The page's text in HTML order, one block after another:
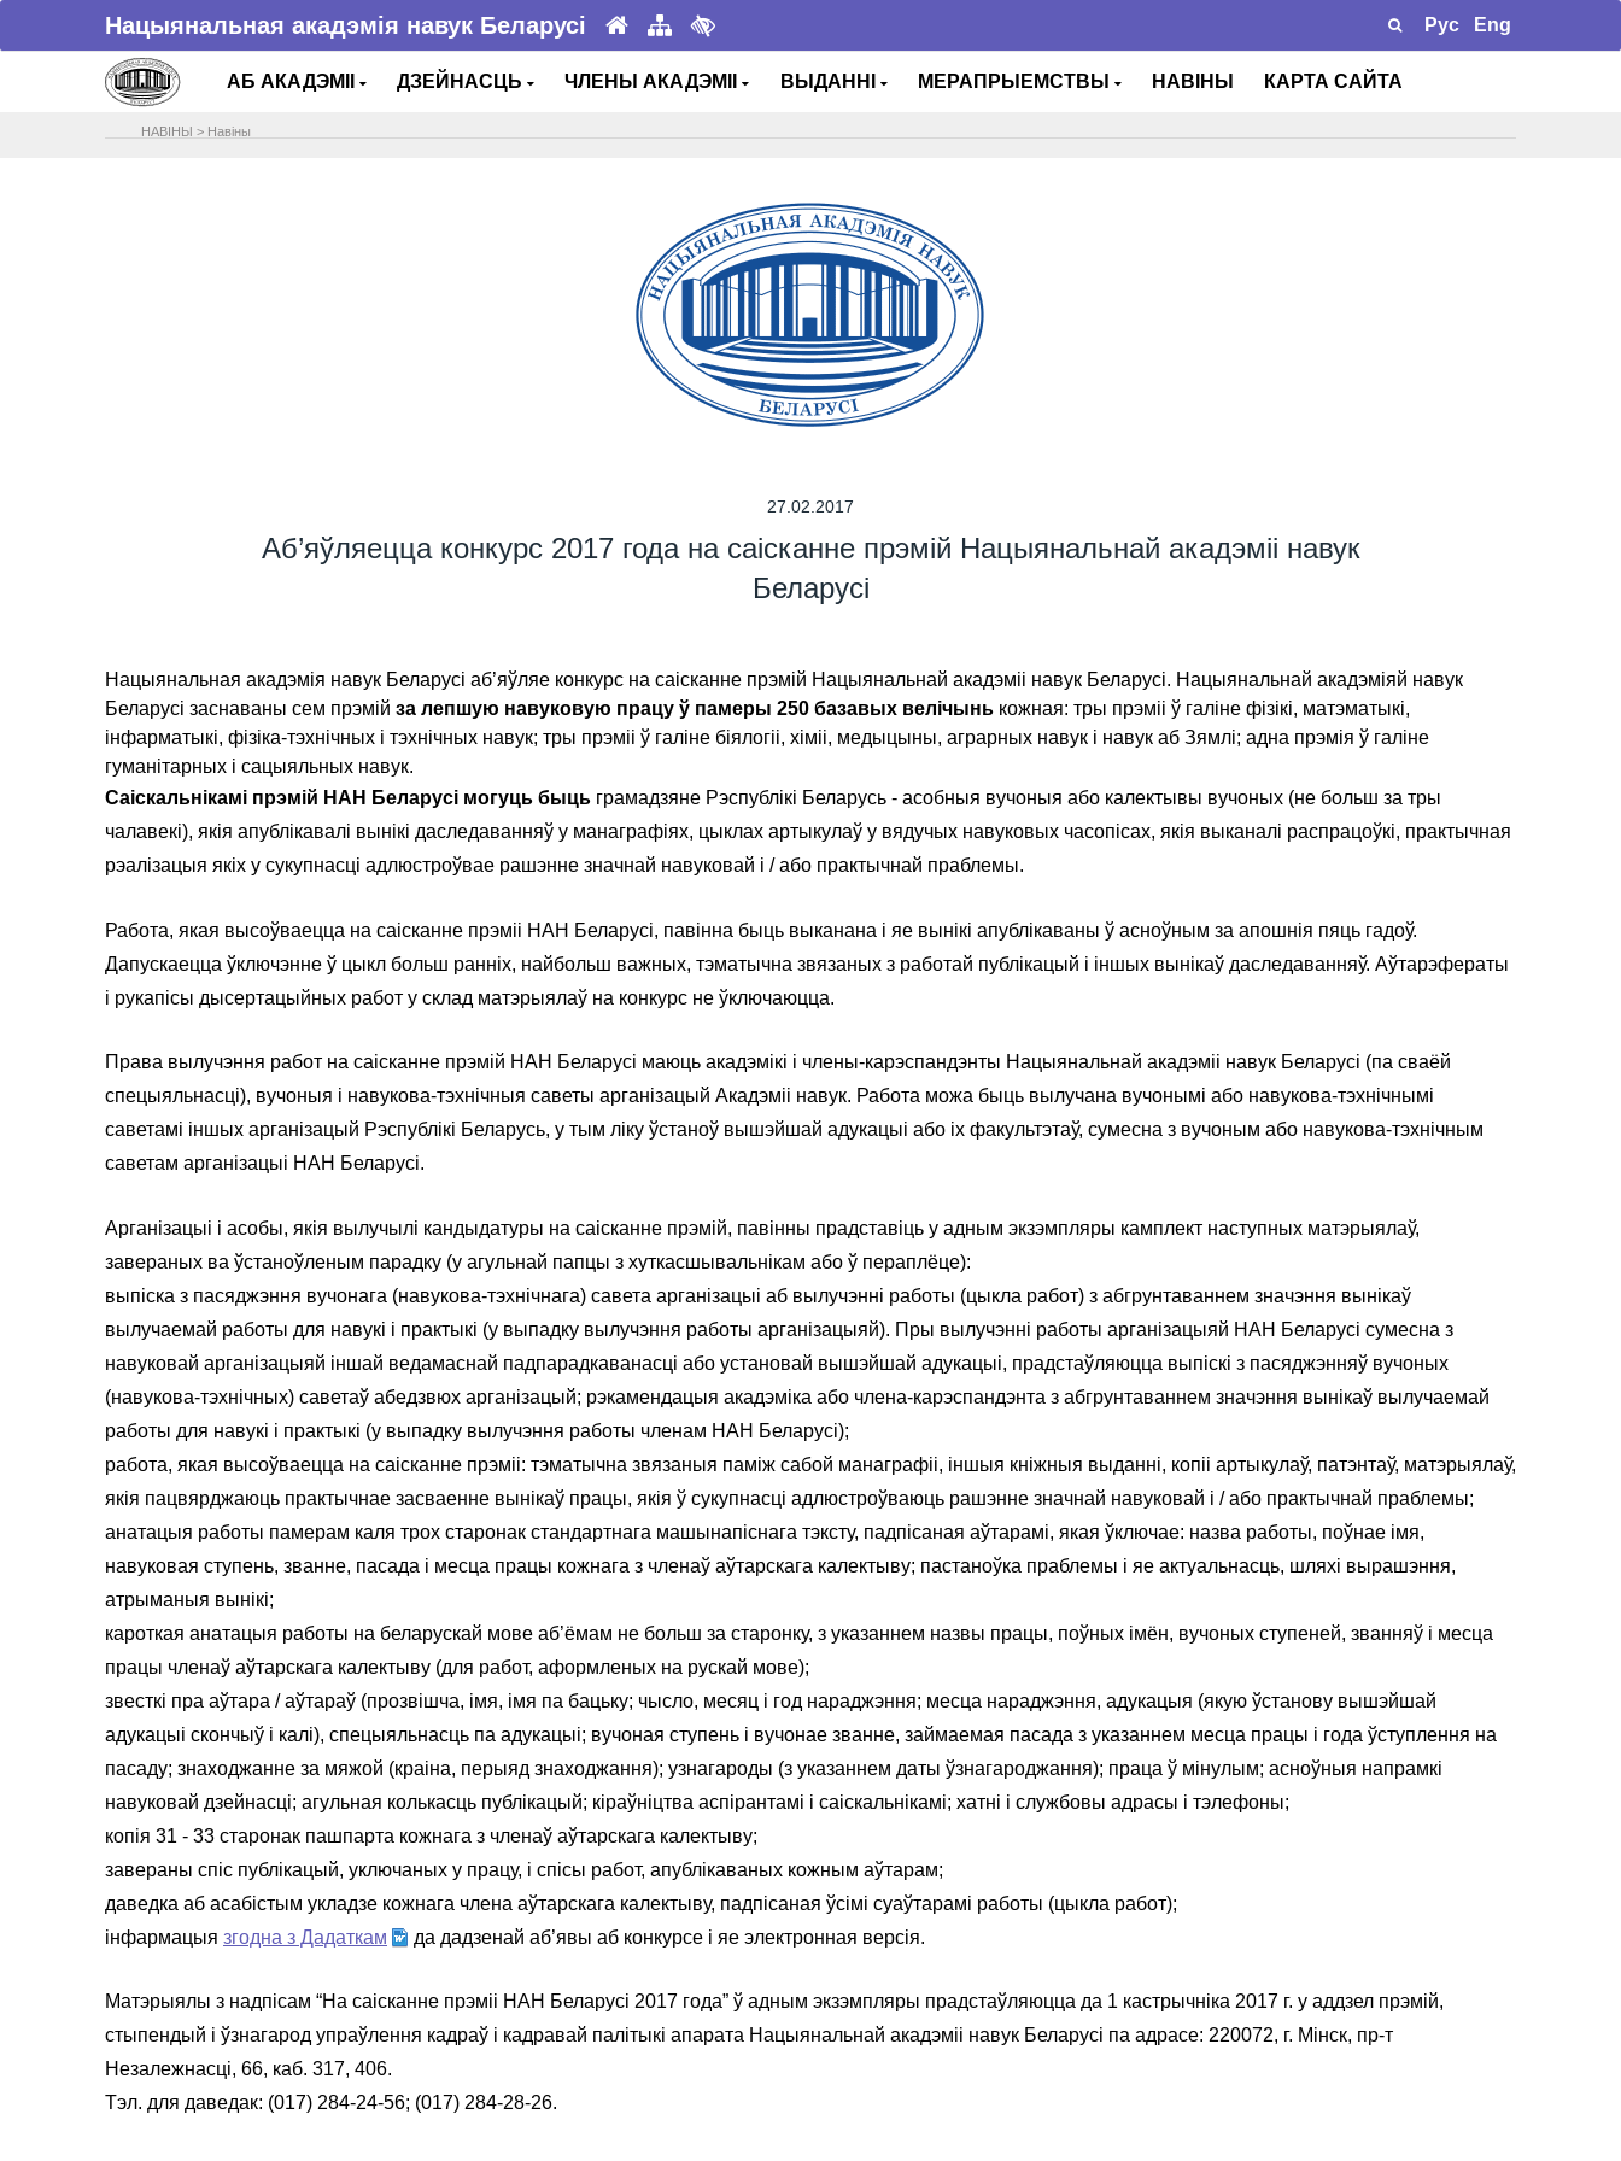
Нацыянальная акадэмія навук Беларусі Рус Eng
АБ АКАДЭМІІ ДЗЕЙНАСЦЬ ЧЛЕНЫ АКАДЭМІІ ВЫДАННІ МЕРАПРЫЕМСТВЫ НАВІНЫ КАРТА САЙТА
НАВIНЫ > Навіны
27.02.2017
Аб’яўляецца конкурс 2017 года на саісканне прэмій Нацыянальнай акадэміі навук
Беларусі
Нацыянальная акадэмія навук Беларусі аб’яўляе конкурс на саісканне прэмій Нацыянальнай акадэміі навук Беларусі. Нацыянальнай акадэміяй навук
Беларусі заснаваны сем прэмій за лепшую навуковую працу ў памеры 250 базавых велічынь кожная: тры прэміі ў галіне фізікі, матэматыкі,
інфарматыкі, фізіка-тэхнічных і тэхнічных навук; тры прэміі ў галіне біялогіі, хіміі, медыцыны, аграрных навук і навук аб Зямлі; адна прэмія ў галіне
гуманітарных і сацыяльных навук.
Саіскальнікамі прэмій НАН Беларусі могуць быць грамадзяне Рэспублікі Беларусь - асобныя вучоныя або калектывы вучоных (не больш за тры
чалавекі), якія апублікавалі вынікі даследаванняў у манаграфіях, цыклах артыкулаў у вядучых навуковых часопісах, якія выканалі распрацоўкі, практычная
рэалізацыя якіх у сукупнасці адлюстроўвае рашэнне значнай навуковай і / або практычнай праблемы.
Работа, якая высоўваецца на саісканне прэміі НАН Беларусі, павінна быць выканана і яе вынікі апублікаваны ў асноўным за апошнія пяць гадоў.
Дапускаецца ўключэнне ў цыкл больш ранніх, найбольш важных, тэматычна звязаных з работай публікацый і іншых вынікаў даследаванняў. Аўтарэфераты
і рукапісы дысертацыйных работ у склад матэрыялаў на конкурс не ўключаюцца.
Права вылучэння работ на саісканне прэмій НАН Беларусі маюць акадэмікі і члены-карэспандэнты Нацыянальнай акадэміі навук Беларусі (па сваёй
спецыяльнасці), вучоныя і навукова-тэхнічныя саветы арганізацый Акадэміі навук. Работа можа быць вылучана вучонымі або навукова-тэхнічнымі
саветамі іншых арганізацый Рэспублікі Беларусь, у тым ліку ўстаноў вышэйшай адукацыі або іх факультэтаў, сумесна з вучоным або навукова-тэхнічным
саветам арганізацыі НАН Беларусі.
Арганізацыі і асобы, якія вылучылі кандыдатуры на саісканне прэмій, павінны прадставіць у адным экзэмпляры камплект наступных матэрыялаў,
завераных ва ўстаноўленым парадку (у агульнай папцы з хуткасшывальнікам або ў пераплёце):
выпіска з пасяджэння вучонага (навукова-тэхнічнага) савета арганiзацыi аб вылучэннi работы (цыкла работ) з абгрунтаваннем значэння вынікаў
вылучаемай работы для навукі і практыкі (у выпадку вылучэння работы арганізацыяй). Пры вылучэнні работы арганізацыяй НАН Беларусі сумесна з
навуковай арганізацыяй іншай ведамаснай падпарадкаванасці або установай вышэйшай адукацыі, прадстаўляюцца выпіскі з пасяджэнняў вучоных
(навукова-тэхнічных) саветаў абедзвюх арганізацый; рэкамендацыя акадэміка або члена-карэспандэнта з абгрунтаваннем значэння вынікаў вылучаемай
работы для навукі і практыкі (у выпадку вылучэння работы членам НАН Беларусі);
работа, якая высоўваецца на саісканне прэміі: тэматычна звязаныя паміж сабой манаграфіі, іншыя кніжныя выданні, копіі артыкулаў, патэнтаў, матэрыялаў,
якія пацвярджаюць практычнае засваенне вынікаў працы, якія ў сукупнасці адлюстроўваюць рашэнне значнай навуковай і / або практычнай праблемы;
анатацыя работы памерам каля трох старонак стандартнага машынапіснага тэксту, падпісаная аўтарамі, якая ўключае: назва работы, поўнае імя,
навуковая ступень, званне, пасада і месца працы кожнага з членаў аўтарскага калектыву; пастаноўка праблемы і яе актуальнасць, шляхі вырашэння,
атрыманыя вынікі;
кароткая анатацыя работы на беларускай мове аб’ёмам не больш за старонку, з указаннем назвы працы, поўных імён, вучоных ступеней, званняў і месца
працы членаў аўтарскага калектыву (для работ, аформленых на рускай мове);
звесткі пра аўтара / аўтараў (прозвішча, імя, імя па бацьку; чысло, месяц i год нараджэння; месца нараджэння, адукацыя (якую ўстанову вышэйшай
адукацыі скончыў i калi), спецыяльнасць па адукацыi; вучоная ступень і вучонае званне, займаемая пасада з указаннем месца працы і года ўступлення на
пасаду; знаходжанне за мяжой (краіна, перыяд знаходжання); узнагароды (з указаннем даты ўзнагароджання); праца ў мінулым; асноўныя напрамкі
навуковай дзейнасці; агульная колькасць публікацый; кіраўніцтва аспірантамі і саіскальнікамі; хатні і службовы адрасы і тэлефоны;
копія 31 - 33 старонак пашпарта кожнага з членаў аўтарскага калектыву;
завераны спіс публікацый, уключаных у працу, і спісы работ, апублікаваных кожным аўтарам;
даведка аб асабістым укладзе кожнага члена аўтарскага калектыву, падпісаная ўсімі суаўтарамі работы (цыкла работ);
інфармацыя згодна з Дадаткам да дадзенай аб’явы аб конкурсе і яе электронная версія.
Матэрыялы з надпісам “На саісканне прэміі НАН Беларусі 2017 года” ў адным экзэмпляры прадстаўляюцца да 1 кастрычнiка 2017 г. у аддзел прэмій,
стыпендый і ўзнагарод упраўлення кадраў і кадравай палітыкі апарата Нацыянальнай акадэміі навук Беларусі па адрасе: 220072, г. Мінск, пр-т
Незалежнасці, 66, каб. 317, 406.
Тэл. для даведак: (017) 284-24-56; (017) 284-28-26.